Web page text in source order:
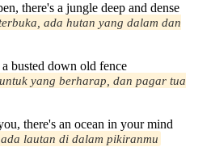
there's a jungle deep and dense
ada hutan yang dalam dan
busted down old fence
yang berharap, dan pagar tua
there's an ocean in your mind
lautan di dalam pikiranmu